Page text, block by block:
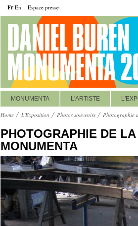
Fr En Espace presse
MONUMENTA L'ARTISTE
Home L'Exposition Photos souvenirs Photographie
PHOTOGRAPHIE DE
MONUMENTA